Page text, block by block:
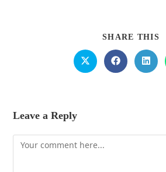
SHARE THIS
Leave a Reply